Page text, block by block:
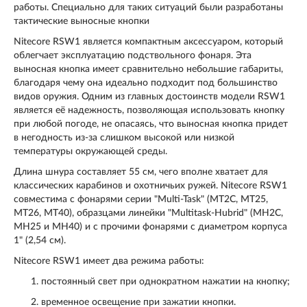
работы. Специально для таких ситуаций были разработаны
тактические выносные кнопки
Nitecore RSW1 является компактным аксессуаром, который
облегчает эксплуатацию подствольного фонаря. Эта
выносная кнопка имеет сравнительно небольшие габариты,
благодаря чему она идеально подходит под большинство
видов оружия. Одним из главных достоинств модели RSW1
является её надежность, позволяющая использовать кнопку
при любой погоде, не опасаясь, что выносная кнопка придет
в негодность из-за слишком высокой или низкой
температуры окружающей среды.
Длина шнура составляет 55 см, чего вполне хватает для
классических карабинов и охотничьих ружей. Nitecore RSW1
совместима с фонарями серии "Multi-Task" (MT2C, MT25,
MT26, MT40), образцами линейки "Multitask-Hubrid" (MH2C,
MH25 и MH40) и с прочими фонарями c диаметром корпуса
1" (2,54 см).
Nitecore RSW1 имеет два режима работы:
постоянный свет при однократном нажатии на кнопку;
временное освещение при зажатии кнопки.